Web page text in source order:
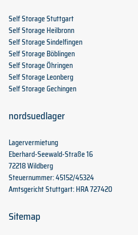
Self Storage Stuttgart
Self Storage Heilbronn
Self Storage Sindelfingen
Self Storage Böblingen
Self Storage Öhringen
Self Storage Leonberg
Self Storage Gechingen
nordsuedlager
Lagervermietung
Eberhard-Seewald-Straße 16
72218 Wildberg
Steuernummer: 45152/45324
Amtsgericht Stuttgart: HRA 727420
Sitemap